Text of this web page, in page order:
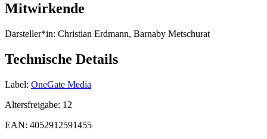
Mitwirkende
Darsteller*in: Christian Erdmann, Barnaby Metschurat
Technische Details
Label: OneGate Media
Altersfreigabe: 12
EAN: 4052912591455